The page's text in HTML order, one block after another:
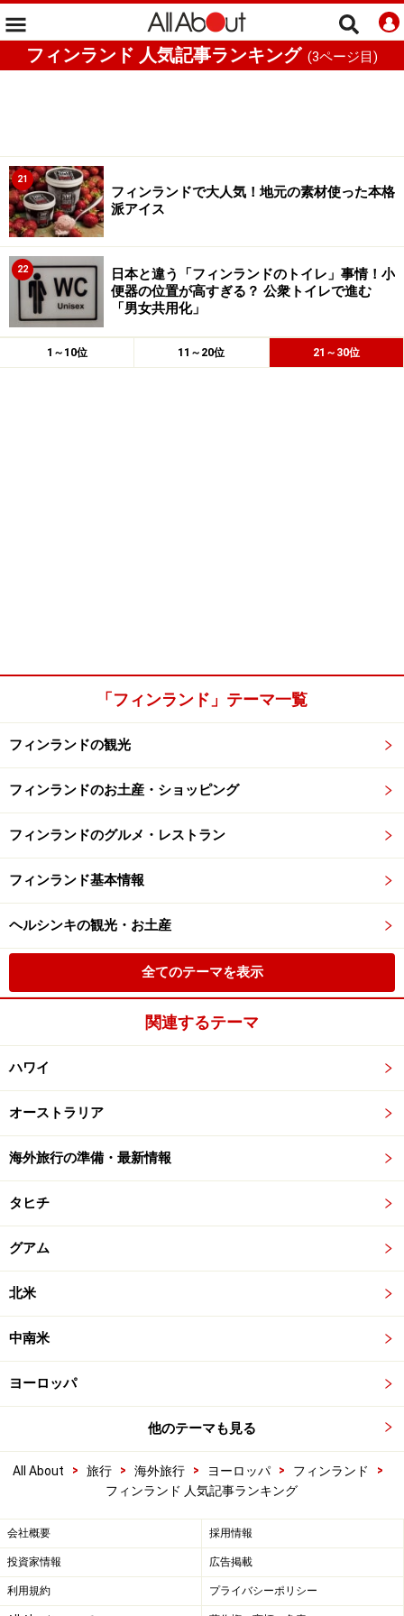
フィンランド 人気記事ランキング (3ページ目)
21
フィンランドで大人気！地元の素材使った本格
派アイス
22
日本と違う「フィンランドのトイレ」事情！小
便器の位置が高すぎる？ 公衆トイレで進む
「男女共用化」
1～10位 11～20位 21～30位
「フィンランド」テーマ一覧
フィンランドの観光
フィンランドのお土産・ショッピング
フィンランドのグルメ・レストラン
フィンランド基本情報
ヘルシンキの観光・お土産
全てのテーマを表示
関連するテーマ
ハワイ
オーストラリア
海外旅行の準備・最新情報
タヒチ
グアム
北米
中南米
ヨーロッパ
他のテーマも見る
All About > 旅行 > 海外旅行 > ヨーロッパ > フィンランド
>
フィンランド 人気記事ランキング
会社概要 採用情報
投資家情報 広告掲載
利用規約 プライバシーポリシー